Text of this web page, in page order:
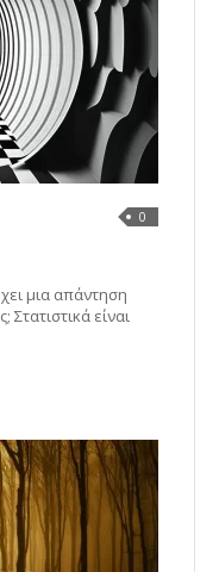
0
μια απάντηση
είναι